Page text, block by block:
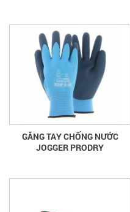
GĂNG TAY CHỐNG NƯỚC
JOGGER PRODRY